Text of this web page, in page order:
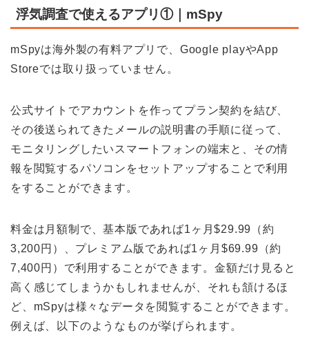
浮気調査で使えるアプリ①｜mSpy
mSpyは海外製の有料アプリで、Google playやApp
Storeでは取り扱っていません。
公式サイトでアカウントを作ってプラン契約を結び、
その後送られてきたメールの説明書の手順に従って、
モニタリングしたいスマートフォンの端末と、その情
報を閲覧するパソコンをセットアップすることで利用
をすることができます。
料金は月額制で、基本版であれば1ヶ月$29.99（約
3,200円）、プレミアム版であれば1ヶ月$69.99（約
7,400円）で利用することができます。金額だけ見ると
高く感じてしまうかもしれませんが、それも頷けるほ
ど、mSpyは様々なデータを閲覧することができます。
例えば、以下のようなものが挙げられます。